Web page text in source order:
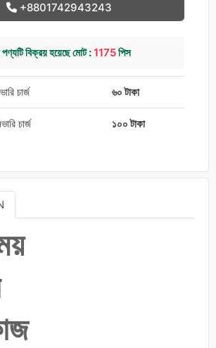
+8801742943243
বিক্রয় হয়েছে মোট :1175পিস
চার্জ ৬০ টাকা
চার্জ ১০০ টাকা